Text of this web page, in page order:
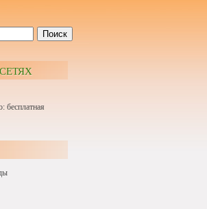
Поиск
бесплатная